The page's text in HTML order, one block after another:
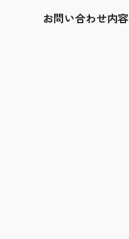
お問い合わせ内容